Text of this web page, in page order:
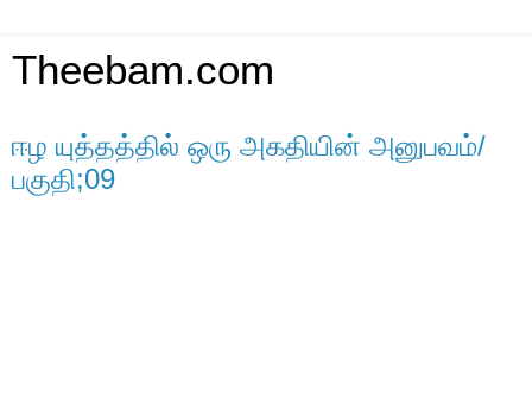
Theebam.com
ஈழ யுத்தத்தில் ஒரு அகதியின் அனுபவம்/
பகுதி;09